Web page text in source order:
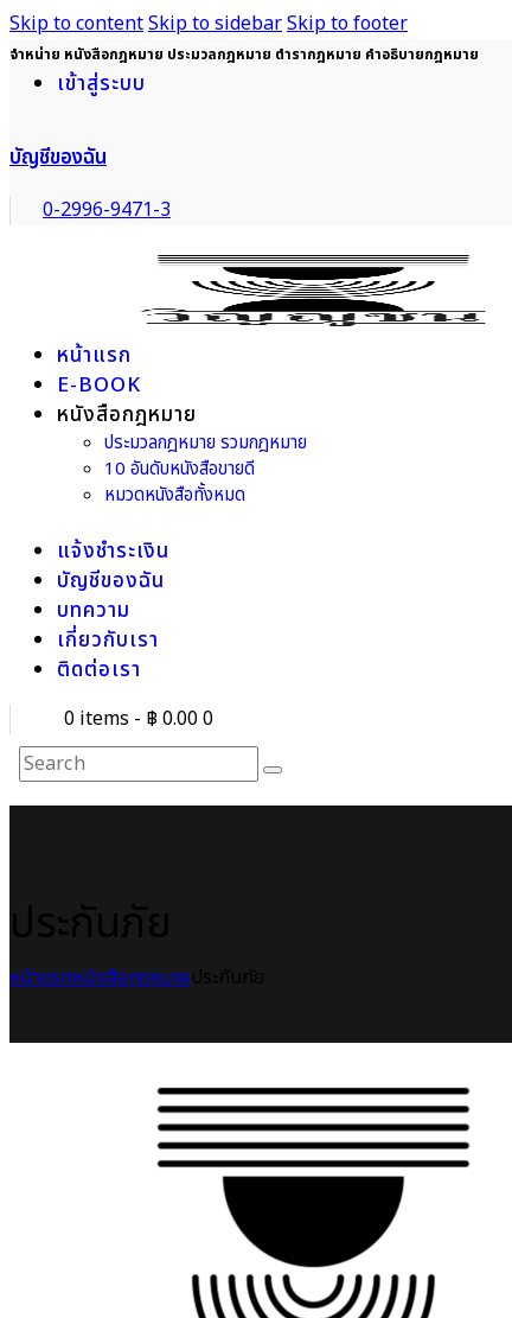
Skip to contentSkip to sidebarSkip to footer
จำหน่าย หนังสือกฎหมาย ประมวลกฎหมาย ตำรากฎหมาย คำอธิบายกฎหมาย
เข้าสู่ระบบ
บัญชีของฉัน
0-2996-9471-3
หน้าแรก
E-BOOK
หนังสือกฎหมาย
ประมวลกฎหมาย รวมกฎหมาย
10 อันดับหนังสือขายดี
หมวดหนังสือทั้งหมด
แจ้งชำระเงิน
บัญชีของฉัน
บทความ
เกี่ยวกับเรา
ติดต่อเรา
0 items - ฿ 0.000
หน้าแรกหนังสือกฎหมาย